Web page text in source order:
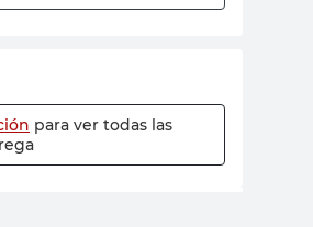
para ver todas las